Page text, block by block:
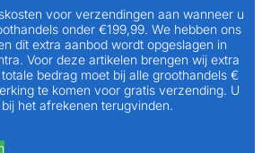
voor verzendingen aan wanneer u
onder €199,99. We hebben ons
dit extra aanbod wordt opgeslagen in
Voor deze artikelen brengen wij extra
bedrag moet bij alle groothandels €
te komen voor gratis verzending. U
het afrekenen terugvinden.